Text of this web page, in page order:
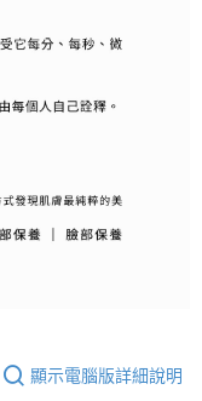
顯示電腦版詳細說明